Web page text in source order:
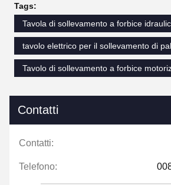
Tags:
Tavola di sollevamento a forbice
tavolo elettrico per il sollevamento di
Tavolo di sollevamento a forbice
Contatti
Contatti:
Telefono: